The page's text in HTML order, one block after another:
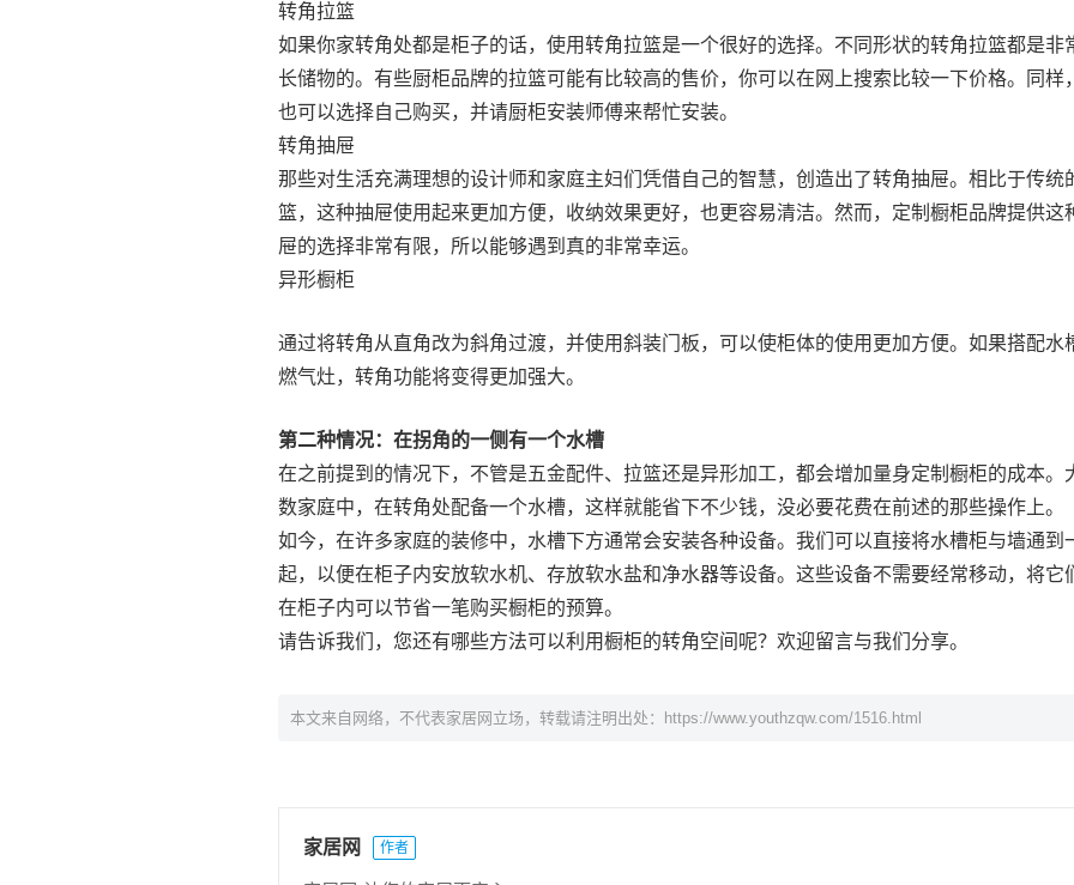
转角拉篮
如果你家转角处都是柜子的话，使用转角拉篮是一个很好的选择。不同形状的转角拉篮都是非
长储物的。有些厨柜品牌的拉篮可能有比较高的售价，你可以在网上搜索比较一下价格。同样
也可以选择自己购买，并请厨柜安装师傅来帮忙安装。
转角抽屉
那些对生活充满理想的设计师和家庭主妇们凭借自己的智慧，创造出了转角抽屉。相比于传统
篮，这种抽屉使用起来更加方便，收纳效果更好，也更容易清洁。然而，定制橱柜品牌提供这
屉的选择非常有限，所以能够遇到真的非常幸运。
异形橱柜
通过将转角从直角改为斜角过渡，并使用斜装门板，可以使柜体的使用更加方便。如果搭配水
燃气灶，转角功能将变得更加强大。
第二种情况：在拐角的一侧有一个水槽
在之前提到的情况下，不管是五金配件、拉篮还是异形加工，都会增加量身定制橱柜的成本。
数家庭中，在转角处配备一个水槽，这样就能省下不少钱，没必要花费在前述的那些操作上。
如今，在许多家庭的装修中，水槽下方通常会安装各种设备。我们可以直接将水槽柜与墙通到
起，以便在柜子内安放软水机、存放软水盐和净水器等设备。这些设备不需要经常移动，将它
在柜子内可以节省一笔购买橱柜的预算。
请告诉我们，您还有哪些方法可以利用橱柜的转角空间呢？欢迎留言与我们分享。
本文来自网络，不代表家居网立场，转载请注明出处： https://www.youthzqw.com/1516.html
家居网 作者